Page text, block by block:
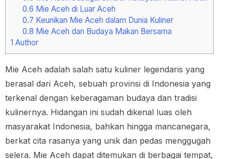
0.6 Mie Aceh di Luar Aceh
0.7 Keunikan Mie Aceh dalam Dunia Kuliner
0.8 Mie Aceh dan Budaya Makan Bersama
1 Author
Mie Aceh adalah salah satu kuliner legendaris yang
berasal dari Aceh, sebuah provinsi di Indonesia yang
terkenal dengan keberagaman budaya dan tradisi
kulinernya. Hidangan ini sudah dikenal luas oleh
masyarakat Indonesia, bahkan hingga mancanegara,
berkat cita rasanya yang unik dan pedas menggugah
selera. Mie Aceh dapat ditemukan di berbagai tempat,